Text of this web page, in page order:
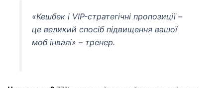
«Кешбек і VIP-стратегічні пропозиції –
це великий спосіб підвищення вашої
моб інвалі» – тренер.